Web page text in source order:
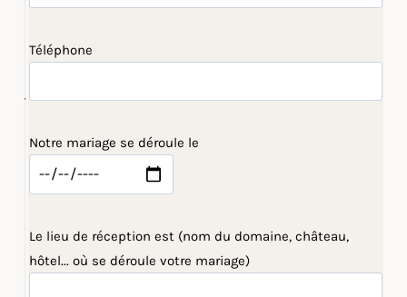
Téléphone
Notre mariage se déroule le
Le lieu de réception est (nom du domaine, château,
hôtel... où se déroule votre mariage)